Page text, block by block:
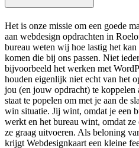
Het is onze missie om een goede
aan webdesign opdrachten in
bureau weten wij hoe lastig het
komen die bij ons passen. Niet
bijvoorbeeld het werken met
houden eigenlijk niet echt van het
jou (en jouw opdracht) te koppelen
staat te popelen om met je aan de
win situatie. Jij wint, omdat je een
werkt en het bureau wint, omdat
ze graag uitvoeren. Als beloning
krijgt Webdesignkaart een kleine